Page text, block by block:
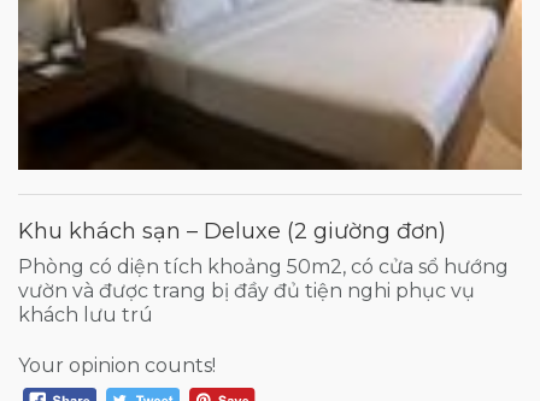
Khu khách sạn – Deluxe (2 giường đơn)
Phòng có diện tích khoảng 50m2, có cửa sổ hướng
vườn và được trang bị đầy đủ tiện nghi phục vụ
khách lưu trú
Your opinion counts!